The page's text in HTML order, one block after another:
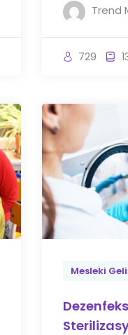
Trend
729
Mesleki